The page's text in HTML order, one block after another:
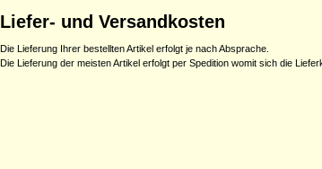
Liefer- und Versandkosten
Die Lieferung Ihrer bestellten Artikel erfolgt je nach Absprache.
Die Lieferung der meisten Artikel erfolgt per Spedition womit sich die